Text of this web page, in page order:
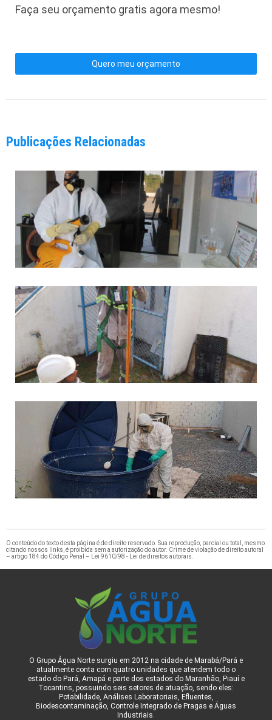
Faça seu orçamento gratis agora mesmo!
Quero meu orçamento
Publicações Relacionadas
O conteúdo do texto desta página é de direito reservado. Sua reprodução, parcial ou total, mesmo
citando nossos links, é proibida sem a autorização do autor. Crime de violação de direito autoral
– artigo 184 do Código Penal –
Lei 9610/98 - Lei de direitos autorais
O Grupo Água Norte surgiu em 2012 na cidade de Marabá/Pará e
atualmente conta com quatro unidades que atendem todo o
estado do Pará, Amapá e parte dos estados do Maranhão, Piauí e
Tocantins, possuindo seis setores de atuação, sendo eles:
Potabilidade, Análises Laboratoriais, Efluentes,
Biodescontaminação, Controle Integrado de Pragas e Águas
Industriais.